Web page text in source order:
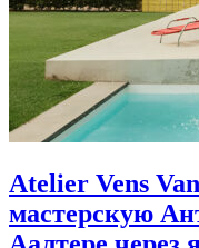
Atelier Vens
мастерскую